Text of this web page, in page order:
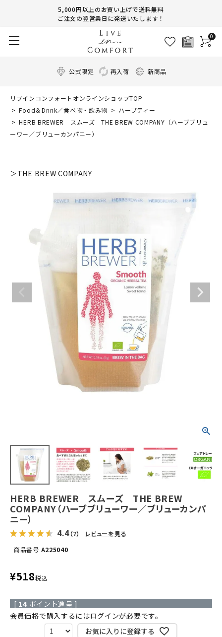
5,000円以上のお買い上げで送料無料
ご注文の翌営業日に発送いたします！
0
公式限定 再入荷 新商品
リブインコンフォートオンラインショップTOP
Food＆Drink／食べ物・飲み物
ハーブティー
HERB BREWER スムーズ THE BREW COMPANY（ハーブブリュ
ーワー／ブリューカンパニー）
＞THE BREW COMPANY
HERB BREWER スムーズ THE BREW
COMPANY（ハーブブリューワー／ブリューカンパ
ニー）
4.4（7）
レビューを見る
商品番号 A225040
¥518税込
[ 14 ポイント進呈 ]
会員価格で購入するにはログインが必要です。
お気に入りに登録する